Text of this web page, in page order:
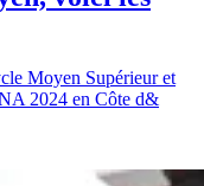
Moyen Supérieur et
2024 en Côte d&